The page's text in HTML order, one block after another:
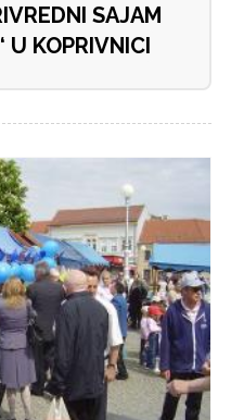
SAJAM
U KOPRIVNICI